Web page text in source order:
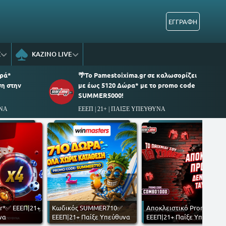
ΕΓΓΡΑΦΗ
ΚΑΖΙΝΟ LIVE
στην
🌴To Pamestoixima.gr σε καλωσορίζει
με έως 5120 Δώρα* με το promo code
SUMMER5000!
ΕΕΕΠ | 21+ | ΠΑΙΞΕ ΥΠΕΥΘΥΝΑ
ΕΕΕΠ|21+
Κωδικός SUMMER710✅
ΕΕΕΠ|21+ Παίξε Υπεύθυνα
Αποκλειστικό Promo✅
ΕΕΕΠ|21+ Παίξε Υπεύθυνα